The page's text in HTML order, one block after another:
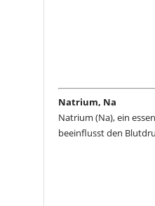
Natrium, Na
Natrium (Na), ein
beeinflusst den